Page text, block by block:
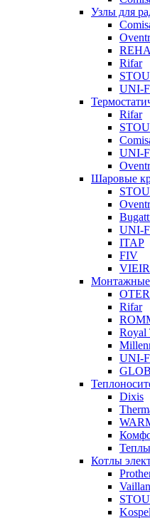
Узлы для
Rifar
UNI-
Rifar
UNI-
Шаровые
UNI-
ITAP
FIV
VIEIR
OTER
Rifar
Royal
UNI-
Dixis
Котлы
Kospel